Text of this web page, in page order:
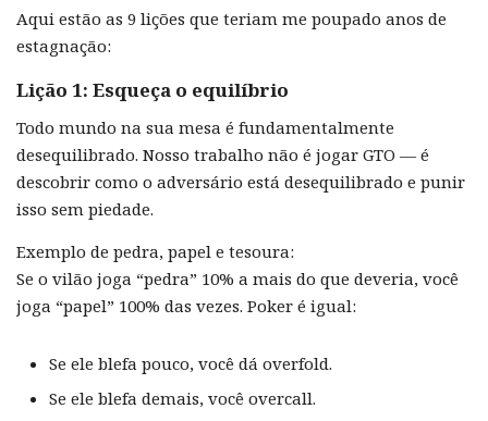
Aqui estão as 9 lições que teriam me poupado anos de
estagnação:
Lição 1: Esqueça o equilíbrio
Todo mundo na sua mesa é fundamentalmente
desequilibrado. Nosso trabalho não é jogar GTO — é
descobrir como o adversário está desequilibrado e punir
isso sem piedade.
Exemplo de pedra, papel e tesoura:
Se o vilão joga “pedra” 10% a mais do que deveria, você
joga “papel” 100% das vezes. Poker é igual:
Se ele blefa pouco, você dá overfold.
Se ele blefa demais, você overcall.